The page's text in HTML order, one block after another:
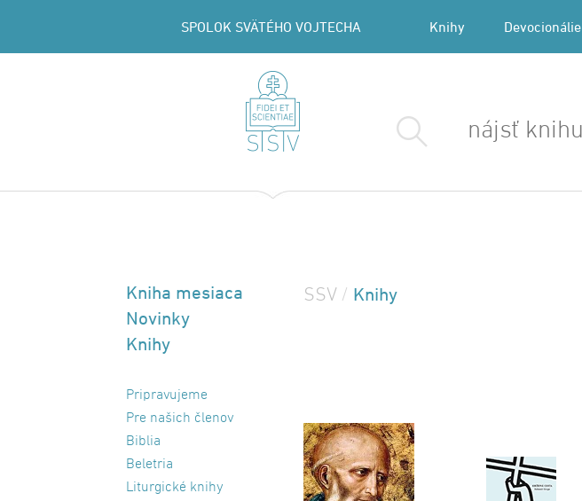
SPOLOK SVÄTÉHO VOJTECHA Knihy Devocionálie
SSV / Knihy
Kniha mesiaca
Novinky
Knihy
Pripravujeme
Pre našich členov
Biblia
Beletria
Liturgické knihy